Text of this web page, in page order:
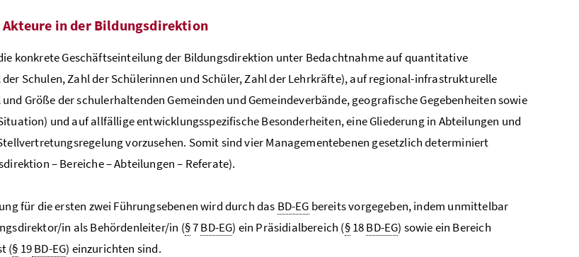
in der Bildungsdirektion
konkrete Geschäftseinteilung der Bildungsdirektion unter Bedachtnahme auf quantitative
Schulen, Zahl der Schülerinnen und Schüler, Zahl der Lehrkräfte), auf regional-infrastrukturelle
Größe der schulerhaltenden Gemeinden und Gemeindeverbände, geografische Gegebenheiten sowie
und auf allfällige entwicklungsspezifische Besonderheiten, eine Gliederung in Abteilungen und
vorzusehen. Somit sind vier Managementebenen gesetzlich determiniert
– Bereiche – Abteilungen – Referate).
für die ersten zwei Führungsebenen wird durch das BD-EG bereits vorgegeben, indem unmittelbar
in als Behördenleiter/in (§7BD-EG) ein Präsidialbereich (§18BD-EG) sowie ein Bereich
(§ 19BD-EG) einzurichten sind.